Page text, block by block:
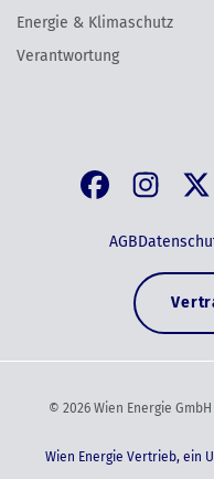
Energie & Klimaschutz
Verantwortung
AGB
© 2026Wien Energie
Wien Energie Vertrieb, ein